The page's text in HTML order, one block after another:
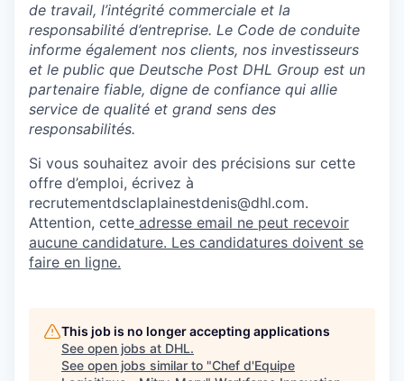
de travail, l’intégrité commerciale et la
responsabilité d’entreprise. Le Code de conduite
informe également nos clients, nos investisseurs
et le public que Deutsche Post DHL Group est un
partenaire fiable, digne de confiance qui allie
service de qualité et grand sens des
responsabilités.
Si vous souhaitez avoir des précisions sur cette
offre d’emploi, écrivez à
recrutementdsclaplainestdenis@dhl.com.
Attention, cette adresse email ne peut recevoir
aucune candidature. Les candidatures doivent se
faire en ligne.
This job is no longer accepting applications
See open jobs at DHL.
See open jobs similar to "Chef d'Equipe